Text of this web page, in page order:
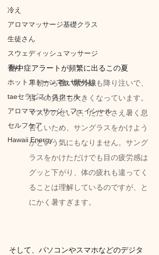
冷え
アロママッサージ基礎クラス
生徒さん
スウェディッシュマッサージ
香り
ホットストーンマッサージ
taeセラピストスクール
アロママッサージ・フェイシャル
セルフケア
Hawaii Energy
熱中症アラートが頻繁に出るこの夏
早朝から強い紫外線も降り注いで、
目への負担も大きくなっています。
マスクのせいで、ただでさえ暑く息
苦しいため、サングラスをかけよう
かという気にもなりません。サング
ラスをかけただけでも目の疲労感は
グッと下がり、体の疲れも違ってく
ることは理解しているのですが、と
にかく暑すぎます。
そして、パソコンやスマホなどのデジタ